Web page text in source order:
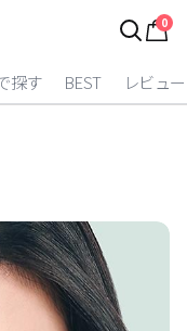
0
探す BEST レビュー